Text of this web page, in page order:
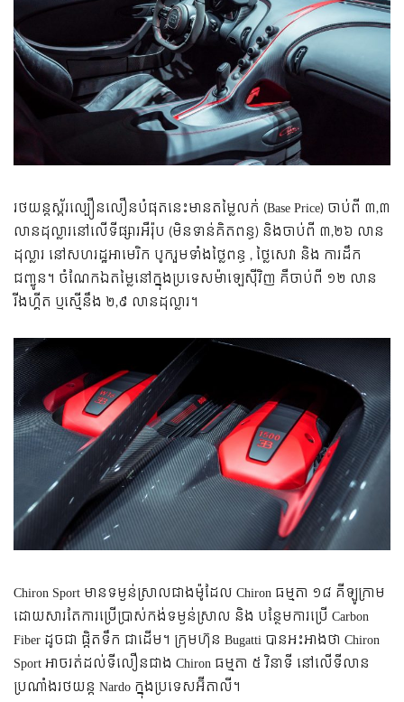
រថយន្ត​ស្ព័រ​ល្បឿន​លឿន​បំផុត​នេះ​មាន​តម្លៃ​លក់ (Base Price) ចាប់​ពី ៣,៣
លាន​ដុល្លារ​នៅ​លើ​ទីផ្សារ​អឺរ៉ុប (មិន​ទាន់​គិត​ពន្ធ) និង​ចាប់​ពី ៣,២៦ លាន​
ដុល្លារ នៅ​សហរដ្ឋអាមេរិក បូក​រួម​ទាំង​ថ្លៃ​ពន្ធ , ថ្លៃ​សេវា និង ការ​ដឹក​
ជញ្ជូន។ ចំណែក​ឯ​តម្លៃ​នៅ​ក្នុង​ប្រទេស​ម៉ាឡេស៊ី​វិញ គឺ​ចាប់​ពី ១២ លាន​
រីងហ្គីត ឬ​ស្មើ​នឹង ២,៩ លាន​ដុល្លារ។
Chiron Sport មាន​ទម្ងន់​ស្រាល​ជាង​ម៉ូដែល Chiron ធម្មតា ១៨ គីឡូក្រាម
ដោយសារតែ​ការ​ប្រើប្រាស់​កង់​ទម្ងន់​ស្រាល និង បន្ថែម​ការ​ប្រើ Carbon
Fiber ដូចជា ផ្ដិត​ទឹក ជាដើម។ ក្រុមហ៊ុន Bugatti បាន​អះអាង​ថា Chiron
Sport អាច​រត់​ដល់​ទី​លឿន​ជាង Chiron ធម្មតា ៥ វិនាទី នៅ​លើ​ទីលាន​
ប្រណាំង​រថយន្ត Nardo ក្នុង​ប្រទេស​អ៊ីតាលី។